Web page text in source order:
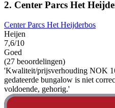
2. Center Parcs Het
Center Parcs Het Heijderbos
Heijen
7,6/10
Goed
(27 beoordelingen)
'Kwaliteit/prijsverhouding NOK
gedateerde bungalow is niet
voldoende, gehorig.'